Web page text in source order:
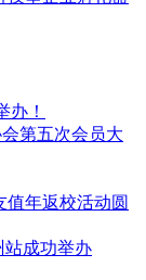
办！
第五次会员大
值年返校活动圆
站成功举办